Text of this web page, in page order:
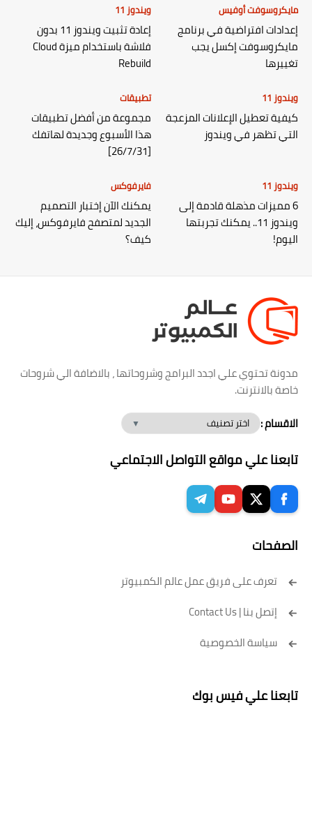
مايكروسوفت أوفيس
إعدادات افتراضية في برنامج
مايكروسوفت إكسل يجب
تغييرها
ويندوز 11
إعادة تثبيت ويندوز 11 بدون
فلاشة باستخدام ميزة Cloud
Rebuild
ويندوز 11
كيفية تعطيل الإعلانات المزعجة
التي تظهر في ويندوز
تطبيقات
مجموعة من أفضل تطبيقات
هذا الأسبوع وجديدة لهاتفك
[26/7/31]
ويندوز 11
6 مميزات مذهلة قادمة إلى
ويندوز 11.. يمكنك تجربتها
اليوم!
فايرفوكس
يمكنك الآن إختبار التصميم
الجديد لمتصفح فايرفوكس، إليك
كيف؟
مدونة تحتوي علي اجدد البرامج وشروحاتها ، بالاضافة الي شروحات
خاصة بالانترنت.
الاقسام :
تابعنا علي مواقع التواصل الاجتماعي
الصفحات
تعرف على فريق عمل عالم الكمبيوتر
إتصل بنا | Contact Us
سياسة الخصوصية
تابعنا علي فيس بوك